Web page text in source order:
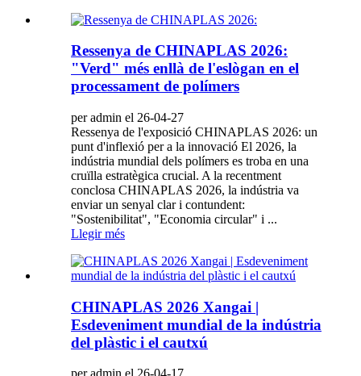
Ressenya de CHINAPLAS 2026:
"Verd" més enllà de l'eslògan en el
processament de polímers
per admin el 26-04-27
Ressenya de l'exposició CHINAPLAS 2026: un
punt d'inflexió per a la innovació El 2026, la
indústria mundial dels polímers es troba en una
cruïlla estratègica crucial. A la recentment
conclosa CHINAPLAS 2026, la indústria va
enviar un senyal clar i contundent:
"Sostenibilitat", "Economia circular" i ...
Llegir més
CHINAPLAS 2026 Xangai |
Esdeveniment mundial de la indústria
del plàstic i el cautxú